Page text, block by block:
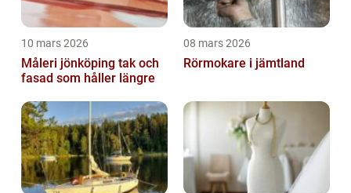
10 mars 2026
Måleri jönköping tak och
fasad som håller längre
08 mars 2026
Rörmokare i jämtland